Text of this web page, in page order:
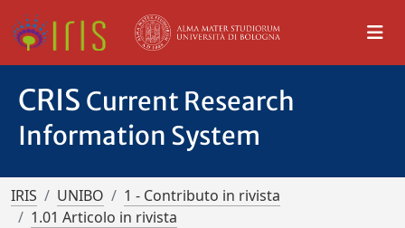
CRIS Current Research
Information System
IRIS UNIBO
1 - Contributo in rivista
1.01 Articolo in rivista